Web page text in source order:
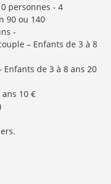
personnes - 4
90 ou 140
-
– Enfants de 3 à 8
de 3 à 8 ans 20
10 €